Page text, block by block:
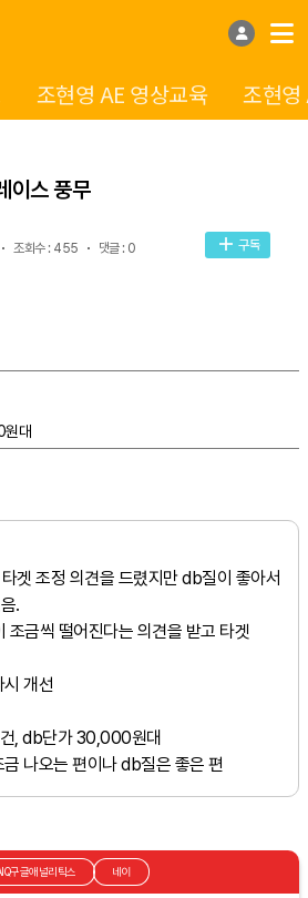
조현영 AE 영상교육 조현영
이스 풍무
조회수 : 455 댓글 : 0 구독
대
겟 조정 의견을 드렸지만 db질이 좋아서
.
금씩 떨어진다는 의견을 받고 타겟
개선
, db단가 30,000원대
나오는 편이나 db질은 좋은 편
구글애널리틱스 네이